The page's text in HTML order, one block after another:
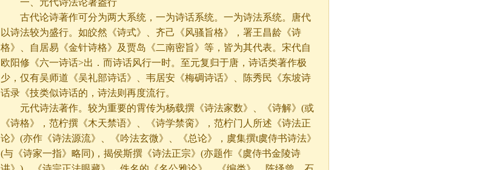
一、元代诗法论著盎行
古代论诗著作可分为两大系统，一为诗话系统。一为诗法系统。唐代
以诗法较为盛行。如皎然《诗式》、齐己《风骚旨格》，署王昌龄《诗
格》、自居易《金针诗格》及贾岛《二南密旨》等，皆为其代表。宋代自
欧阳修《六一诗话>出．而诗话风行一时。至元复归于唐，诗话类著作极
少，仅有吴师道《吴礼部诗话》、韦居安《梅碉诗话》、陈秀民《东坡诗
话录《技类似诗话的，诗法则再度流行。
元代诗法著作。较为重要的霄传为杨载撰《诗法家数》、《诗解》(或
《诗格》，范柠撰《木天禁语》、《诗学禁脔》，范柠门人所述《诗法正
论》(亦作《诗法源流》、《吟法玄微》、《总论》，虞集撰t虞侍书诗法》
(与《诗家一指》略同)，揭侯斯撰《诗法正宗》(亦题作《虞侍书金陵诗